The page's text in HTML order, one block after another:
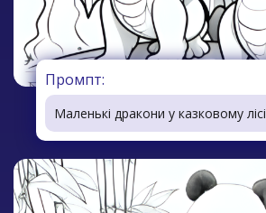
Промпт:
Маленькі дракони у казковому лісі